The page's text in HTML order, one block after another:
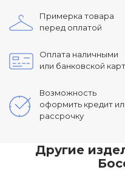
Примерка товара
перед оплатой
Оплата наличными
или банковской
Возможность
оформить кредит
рассрочку
Другие